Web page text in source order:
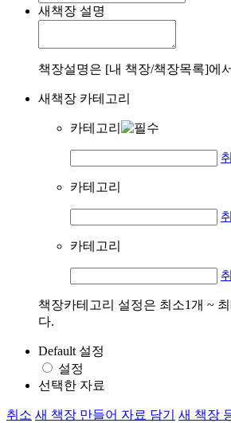
새책장 설명
책장설명은 [내 책장/책장목록]에
새책장 카테고리
카테고리
카테고리
카테고리
책장카테고리 설정은 최소1개 ~
다.
Default 설정
설정
선택한 자료
취소 새 책장 만들어 자료 담기 새 책장